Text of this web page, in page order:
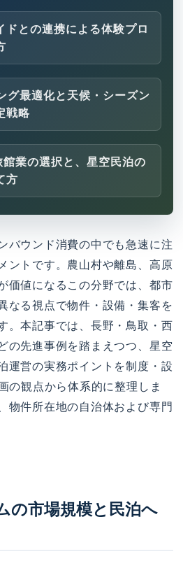
ドとの連携による体験プロ
グ最適化と天候・シーズン
戦略
業の選択と、星空民泊の
方
バウンド消費の中でも急速に注
ントです。農山村や離島、高原
価値になるこの分野では、都市
なる視点で物件・設備・集客を
。本記事では、長野・鳥取・西
の先進事例を踏まえつつ、星空
運営の実務ポイントを制度・設
の観点から体系的に整理しま
物件所在地の自治体および専門
の市場規模と民泊へ